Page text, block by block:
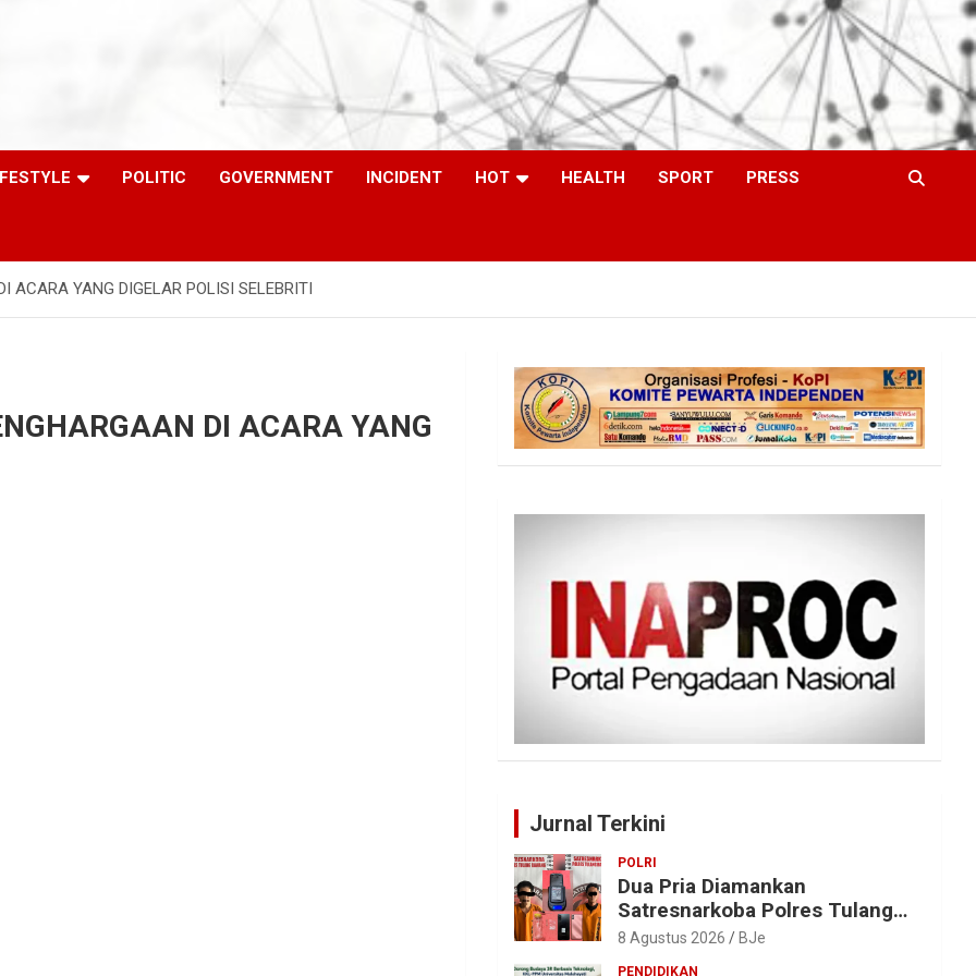
POLITIC GOVERNMENT INCIDENT HOT HEALTH SPORT PRESS
ACARA YANG DIGELAR POLISI SELEBRITI
DI ACARA YANG
Jurnal Terkini
POLRI
Dua Pria Diamankan
Satresnarkoba Polres Tulang
Bawang, Sabu 0,85 Gram dan
8 Agustus 2026 BJe
PENDIDIKAN